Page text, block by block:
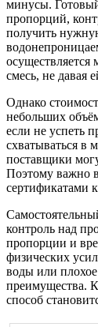
минусы.
пропорций,
получить
смесь, не давая
Однако
небольших
если не успеть
схватываться в
поставщики
Поэтому важно
сертификатами
контроль над
пропорции и
физических
воды или
преимущества.
способ